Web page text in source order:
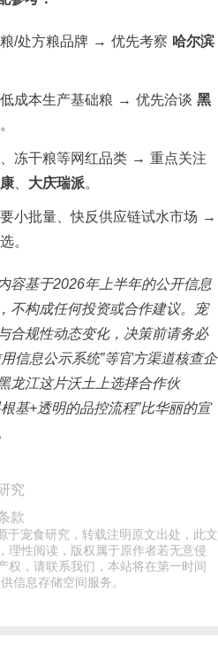
/处方粮品牌 → 优先考察 哈尔滨
成本生产基础粮 → 优先洽谈 黑
。
冻干粮等网红品类 → 重点关注
、 大庆瑞派。
小批量、快反供应链试水市场 →
。
容基于2026年上半年的公开信息
不构成任何投资或合作建议。宠
合规性动态变化，决策前请务必
信息公示系统”等官方渠道核查企
龙江这片沃土上选择合作伙
基+透明的品控流程”比华丽的宣
究
款
于宠食研究，转载注明原文出处，此文
理性阅读，版权属于原作者若无意侵
权，请联系我们，本站将在第一时间
信息存储空间服务。